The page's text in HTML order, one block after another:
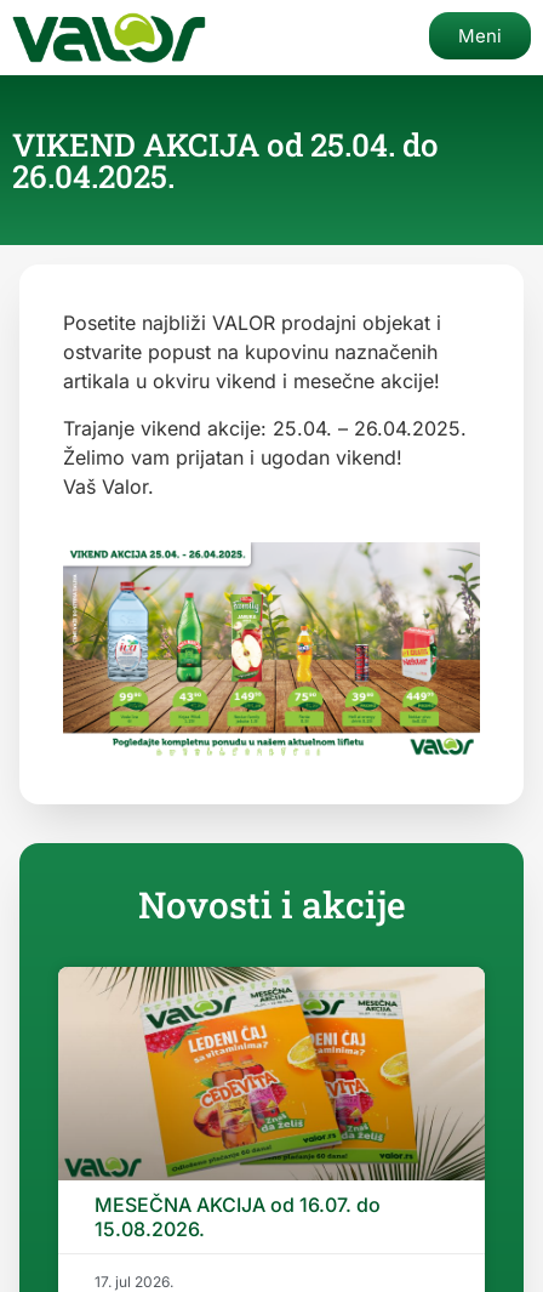
Meni
VIKEND AKCIJA od 25.04. do
26.04.2025.
Posetite najbliži VALOR prodajni objekat i
ostvarite popust na kupovinu naznačenih
artikala u okviru vikend i mesečne akcije!
Trajanje vikend akcije: 25.04. – 26.04.2025.
Želimo vam prijatan i ugodan vikend!
Vaš Valor.
Novosti i akcije
MESEČNA AKCIJA od 16.07. do
15.08.2026.
17. jul 2026.